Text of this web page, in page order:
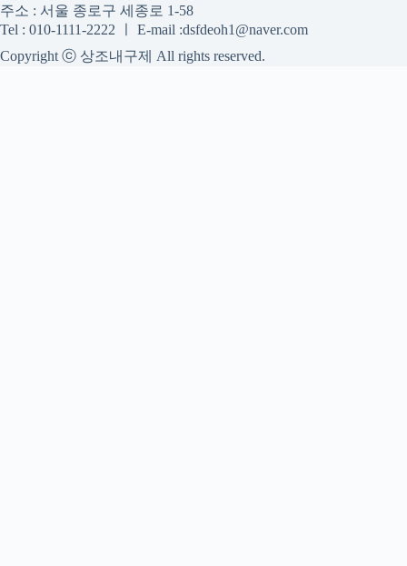
주소 : 서울 종로구 세종로 1-58
Tel : 010-1111-2222 ㅣ E-mail :dsfdeoh1@naver.com
Copyright ⓒ 상조내구제 All rights reserved.